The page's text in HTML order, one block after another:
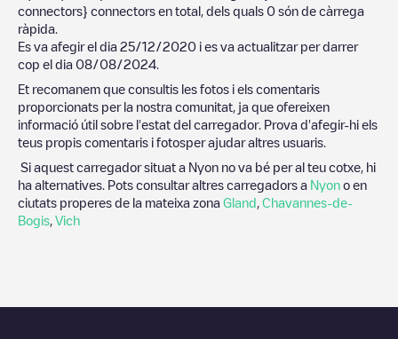
connectors} connectors en total, dels quals 0 són de càrrega
ràpida.
Es va afegir el dia 25/12/2020 i es va actualitzar per darrer
cop el dia 08/08/2024
Et recomanem que consultis les fotos i els comentaris
proporcionats per la nostra comunitat, ja que ofereixen
informació útil sobre l'estat del carregador. Prova d'afegir-hi els
teus propis comentaris i fotosper ajudar altres usuaris.
Si aquest carregador situat a Nyon no va bé per al teu cotxe, hi
ha alternatives. Pots consultar altres carregadors a Nyon o en
ciutats properes de la mateixa zona Gland Chavannes-de-
Bogis Vich